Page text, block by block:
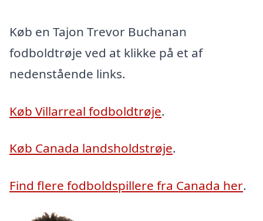
Køb en Tajon Trevor Buchanan
fodboldtrøje ved at klikke på et af
nedenstående links.
Køb Villarreal fodboldtrøje.
Køb Canada landsholdstrøje.
Find flere fodboldspillere fra Canada her.